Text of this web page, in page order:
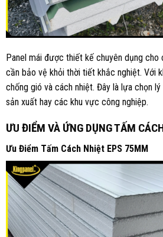
Panel mái được thiết kế chuyên dụng
cần bảo vệ khỏi thời tiết khắc nghiệt. Với
chống gió và cách nhiệt. Đây là lựa chọn
sản xuất hay các khu vực công nghiệp.
ƯU ĐIỂM VÀ ỨNG DỤNG TẤM
Ưu Điểm Tấm Cách Nhiệt EPS 75MM